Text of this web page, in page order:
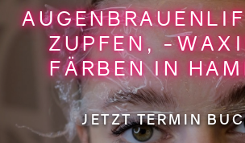
ZUPFEN, -
FÄRBEN IN
JETZT TERMIN